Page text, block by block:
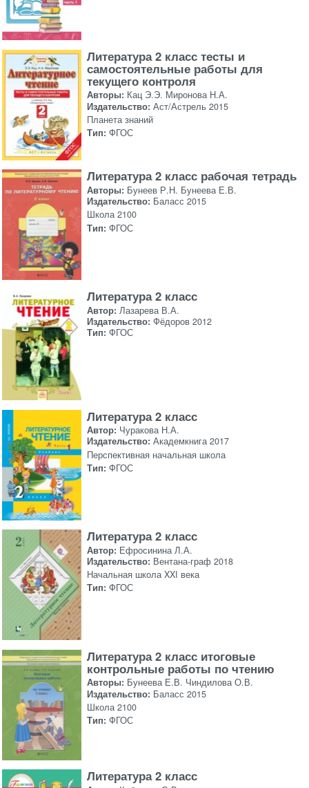
Литература 2 класс тесты и
самостоятельные работы для
текущего контроля
Авторы: Кац Э.Э. Миронова Н.А.
Издательство: Аст/Астрель 2015
Планета знаний
Тип: ФГОС
Литература 2 класс рабочая тетрадь
Авторы: Бунеев Р.Н. Бунеева Е.В.
Издательство: Баласс 2015
Школа 2100
Тип: ФГОС
Литература 2 класс
Автор: Лазарева В.А.
Издательство: Фёдоров 2012
Тип: ФГОС
Литература 2 класс
Автор: Чуракова Н.А.
Издательство: Академкнига 2017
Перспективная начальная школа
Тип: ФГОС
Литература 2 класс
Автор: Ефросинина Л.А.
Издательство: Вентана-граф 2018
Начальная школа XXI века
Тип: ФГОС
Литература 2 класс итоговые
контрольные работы по чтению
Авторы: Бунеева Е.В. Чиндилова О.В.
Издательство: Баласс 2015
Школа 2100
Тип: ФГОС
Литература 2 класс